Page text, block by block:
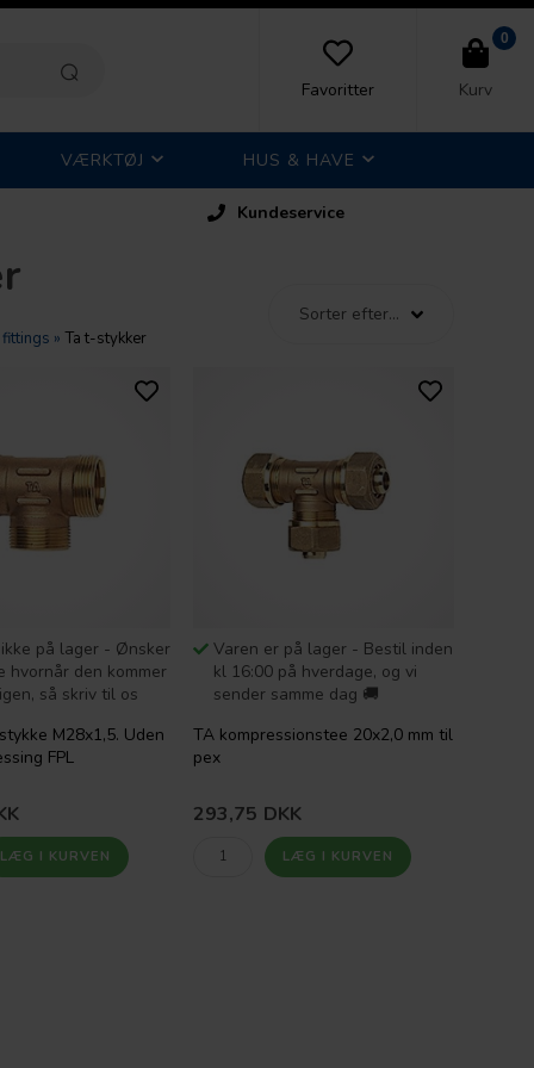
Favoritter
0
Kurv
VÆRKTØJ HUS & HAVE
Kundeservice
»Ta t-stykker
på lager - Ønsker
hvornår den kommer
så skriv til os
M28x1,5. Uden
FPL
Varen er på lager - Bestil inden
kl 16:00 på hverdage, og vi
sender samme dag 🚚
TA kompressionstee 20x2,0 mm til
pex
293,75 DKK